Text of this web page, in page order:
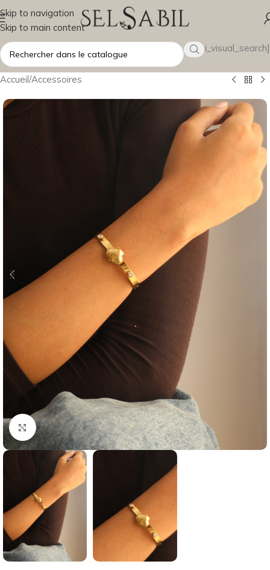
Skip to navigation
Skip to main content
[wsbi_visual_search]
Accueil/Accessoires
Agrandir